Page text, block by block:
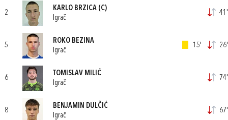
2
KARLO BRZICA (C)
Igrač
41'
5
ROKO BEZINA
Igrač
15' 26'
6
TOMISLAV MILIĆ
Igrač
74'
8
BENJAMIN DULČIĆ
Igrač
67'